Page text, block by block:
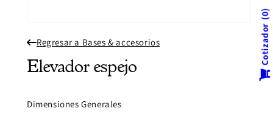
multimedia
en
una
Regresar a Bases & accesorios
Elevador espejo
Dimensiones Generales
Cotizador
0